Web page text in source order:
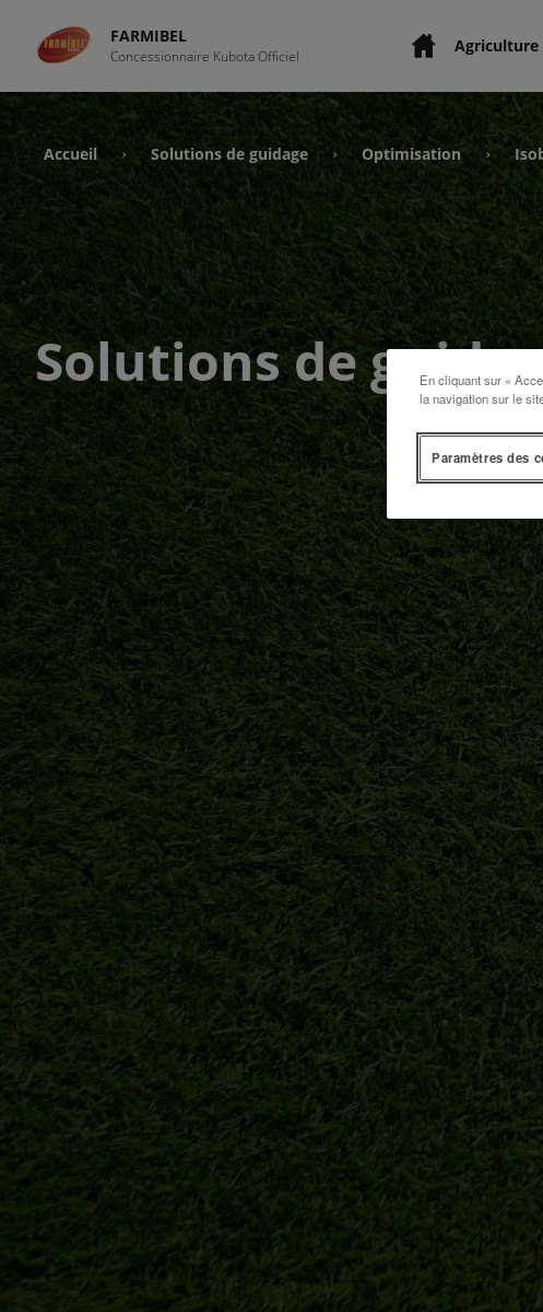
FARMIBEL
Concessionnaire Kubota Officiel Agriculture
Accueil › Solutions de guidage › Optimisation ›
Solutions de
En cliquant sur «
la navigation sur le
Paramètres des